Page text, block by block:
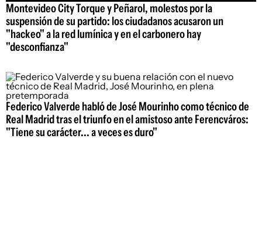
Montevideo City Torque y Peñarol, molestos por la
suspensión de su partido: los ciudadanos acusaron un
"hackeo" a la red lumínica y en el carbonero hay
"desconfianza"
Federico Valverde habló de José Mourinho como técnico de
Real Madrid tras el triunfo en el amistoso ante Ferencváros:
"Tiene su carácter... a veces es duro"